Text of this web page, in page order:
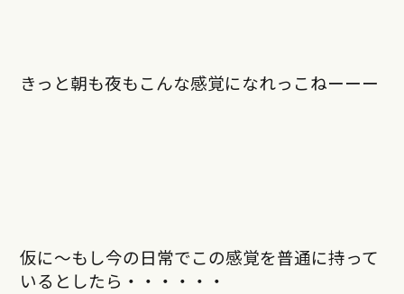
きっと朝も夜もこんな感覚になれっこねーーー
仮に～もし今の日常でこの感覚を普通に持って
いるとしたら・・・・・・